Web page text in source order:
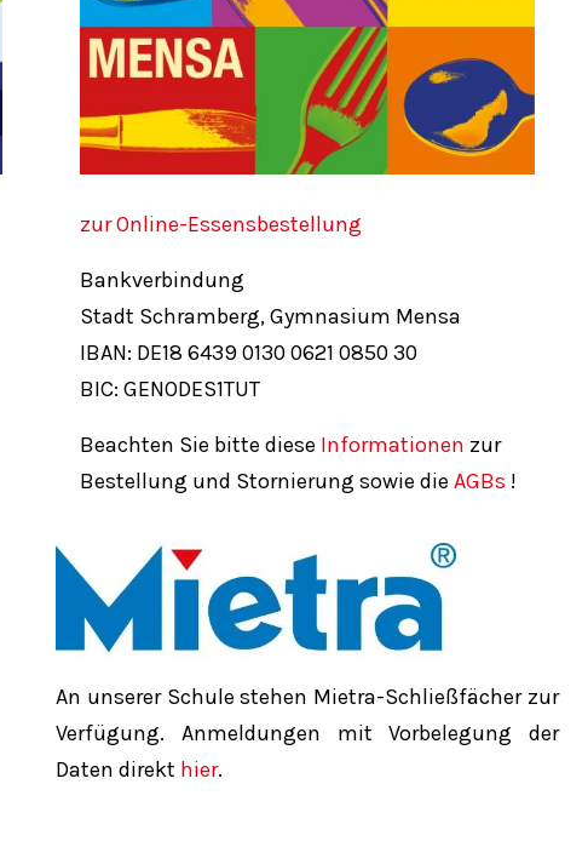
zur Online-Essensbestellung
Bankverbindung
Stadt Schramberg, Gymnasium Mensa
IBAN: DE18 64390130 0621 0850 30
BIC: GENODES1TUT
Beachten Sie bitte diese Informationen zur
Bestellung und Stornierung sowie die AGBs !
An unserer Schule stehen Mietra-Schließfächer zur
Verfügung. Anmeldungen mit Vorbelegung der
Daten direkt hier.